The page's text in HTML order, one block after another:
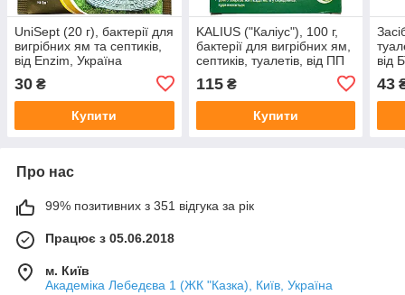
UniSept (20 г), бактерії для
вигрібних ям та септиків,
від Enzim, Україна
30 ₴
Купити
KALIUS ("Каліус"), 100 г,
бактерії для вигрібних ям,
септиків, туалетів, від ПП
115₴
Купити
від
43
Про нас
99% позитивних з 351 відгука за рік
Працює з 05.06.2018
м. Київ
Академіка Лебедєва 1 (ЖК "Казка), Київ, Україна